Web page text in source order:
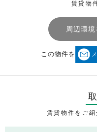
賃貸物
周辺環
この物件を
賃貸物件をご紹